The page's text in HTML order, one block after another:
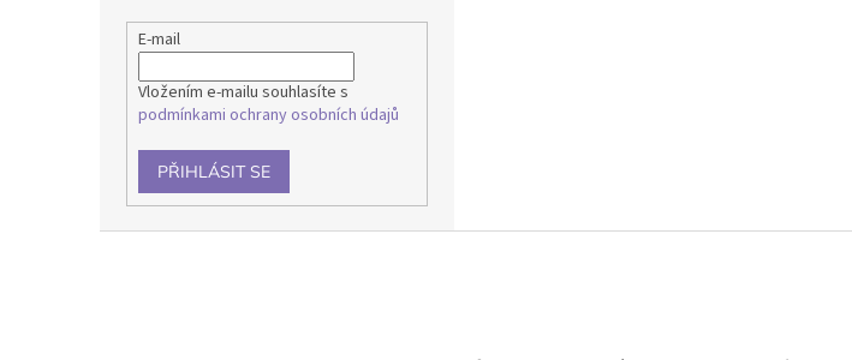
E-mail
Vložením e-mailu souhlasíte s
podmínkami ochrany osobních údajů
PŘIHLÁSIT SE